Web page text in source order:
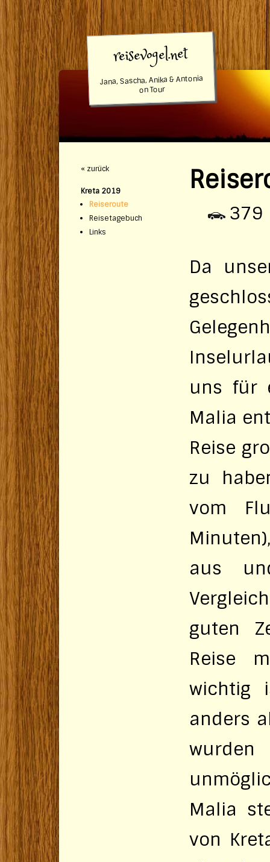
reisevogel.net
Jana, Sascha, Anika & Antonia
on Tour
« zurück
Kreta 2019
Reiseroute
Reisetagebuch
Links
379
Da
uns für
Malia
Reise
zu
vom
aus
guten
Reise
wichtig
anders
Malia
von